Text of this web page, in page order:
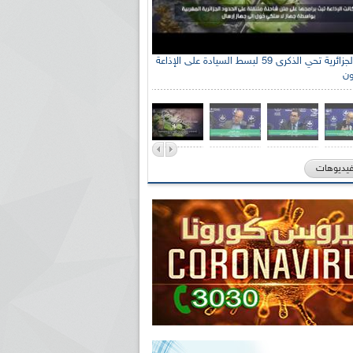
الإذاعة الجزائرية تحي الذكرى 59 لبسط السيادة على الإذاعة